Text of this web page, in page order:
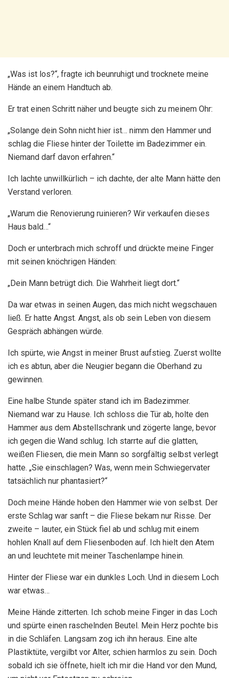
„Was ist los?“, fragte ich beunruhigt und trocknete meine
Hände an einem Handtuch ab.
Er trat einen Schritt näher und beugte sich zu meinem Ohr:
„Solange dein Sohn nicht hier ist… nimm den Hammer und
schlag die Fliese hinter der Toilette im Badezimmer ein.
Niemand darf davon erfahren.“
Ich lachte unwillkürlich – ich dachte, der alte Mann hätte den
Verstand verloren.
„Warum die Renovierung ruinieren? Wir verkaufen dieses
Haus bald…“
Doch er unterbrach mich schroff und drückte meine Finger
mit seinen knöchrigen Händen:
„Dein Mann betrügt dich. Die Wahrheit liegt dort.“
Da war etwas in seinen Augen, das mich nicht wegschauen
ließ. Er hatte Angst. Angst, als ob sein Leben von diesem
Gespräch abhängen würde.
Ich spürte, wie Angst in meiner Brust aufstieg. Zuerst wollte
ich es abtun, aber die Neugier begann die Oberhand zu
gewinnen.
Eine halbe Stunde später stand ich im Badezimmer.
Niemand war zu Hause. Ich schloss die Tür ab, holte den
Hammer aus dem Abstellschrank und zögerte lange, bevor
ich gegen die Wand schlug. Ich starrte auf die glatten,
weißen Fliesen, die mein Mann so sorgfältig selbst verlegt
hatte. „Sie einschlagen? Was, wenn mein Schwiegervater
tatsächlich nur phantasiert?“
Doch meine Hände hoben den Hammer wie von selbst. Der
erste Schlag war sanft – die Fliese bekam nur Risse. Der
zweite – lauter, ein Stück fiel ab und schlug mit einem
hohlen Knall auf dem Fliesenboden auf. Ich hielt den Atem
an und leuchtete mit meiner Taschenlampe hinein.
Hinter der Fliese war ein dunkles Loch. Und in diesem Loch
war etwas…
Meine Hände zitterten. Ich schob meine Finger in das Loch
und spürte einen raschelnden Beutel. Mein Herz pochte bis
in die Schläfen. Langsam zog ich ihn heraus. Eine alte
Plastiktüte, vergilbt vor Alter, schien harmlos zu sein. Doch
sobald ich sie öffnete, hielt ich mir die Hand vor den Mund,